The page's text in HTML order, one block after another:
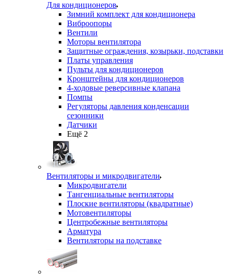
Для кондиционеров
Зимний комплект для кондиционера
Виброопоры
Вентили
Моторы вентилятора
Защитные ограждения, козырьки, подставки
Платы управления
Пульты для кондиционеров
Кронштейны для кондиционеров
4-ходовые реверсивные клапана
Помпы
Регуляторы давления конденсации
сезонники
Датчики
Ещё 2
Вентиляторы и микродвигатели
Микродвигатели
Тангенциальные вентиляторы
Плоские вентиляторы (квадратные)
Мотовентиляторы
Центробежные вентиляторы
Арматура
Вентиляторы на подставке